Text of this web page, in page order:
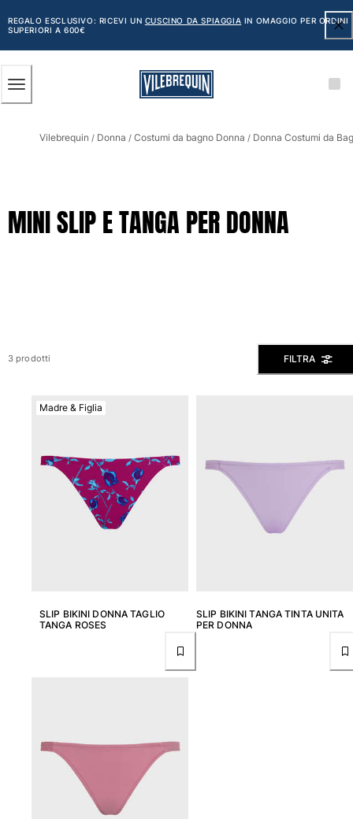
AL
CONTENUTO
PRINCIPALE
REGALO ESCLUSIVO: RICEVI UN CUSCINO DA SPIAGGIA IN OMAGGIO PER ORDINI
SUPERIORI A 600€
Vedi tutti i Uomo
Classico
Vedi tutti i Costumi da bagno
Polo
Camicie
Bermuda
Pullover e Cardigan
Modelli lounge
Vedi tutti i Donna
Costumi da bagno
Vilebrequin / Donna / Costumi da bagno Donna / Donna Costumi da
MINI SLIP E TANGA PER DONNA
3 prodotti FILTRA
SLIP BIKINI DONNA TAGLIO
TANGA ROSES
Madre & Figlia
SLIP BIKINI TANGA TINTA UNITA
PER DONNA